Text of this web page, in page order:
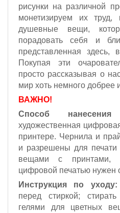
рисунки на различной
монетизируем их
душевные вещи,
порадовать себя и
представленная
Покупая эти
просто рассказывая о
мир хоть немного добрее
ВАЖНО!
Способ нанесения
художественная
принтере. Чернила и
и разрешены для
вещами с принтами,
цифровой печатью нужен
Инструкция по уходу:
перед стиркой;
гелями для цветных